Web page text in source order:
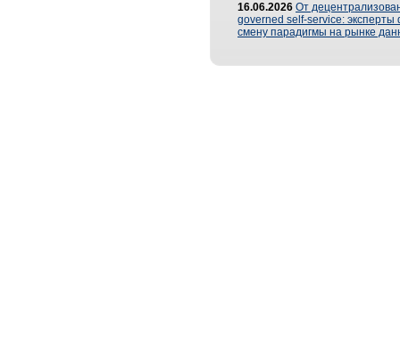
16.06.2026 От
governed self-service: эксперты
смену парадигмы на рынке